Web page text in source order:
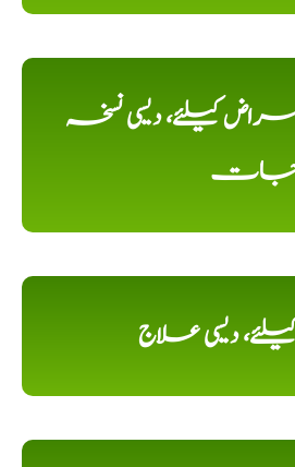
کیلئے، دیسی نسخہ
دیسی علاج